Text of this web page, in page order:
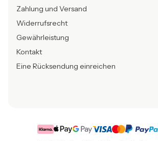
Zahlung und Versand
Widerrufsrecht
Gewährleistung
Kontakt
Eine Rücksendung einreichen